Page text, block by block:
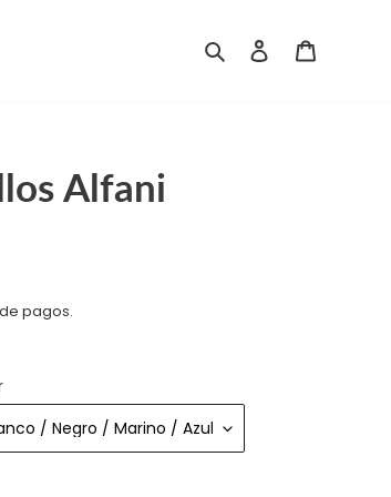
Buscar Ingresar
Alfani
pagos.